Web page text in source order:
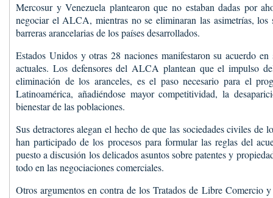
Mercosur y Venezuela plantearon que no estaban dadas por
negociar el ALCA, mientras no se eliminaran las asimetrías, los
barreras arancelarias de los países desarrollados.
Estados Unidos y otras 28 naciones manifestaron su acuerdo en
actuales. Los defensores del ALCA plantean que el impulso
eliminación de los aranceles, es el paso necesario para el
Latinoamérica, añadiéndose mayor competitividad, la
bienestar de las poblaciones.
Sus detractores alegan el hecho de que las sociedades civiles de
han participado de los procesos para formular las reglas del
puesto a discusión los delicados asuntos sobre patentes y
todo en las negociaciones comerciales.
Otros argumentos en contra de los Tratados de Libre Comercio